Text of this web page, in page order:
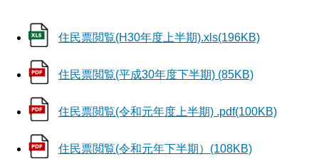
住民票閲覧(H30年度上半期).xls(196KB)
住民票閲覧(平成30年度下半期) (85KB)
住民票閲覧(令和元年度上半期) .pdf(100KB)
住民票閲覧(令和元年下半期）(108KB)